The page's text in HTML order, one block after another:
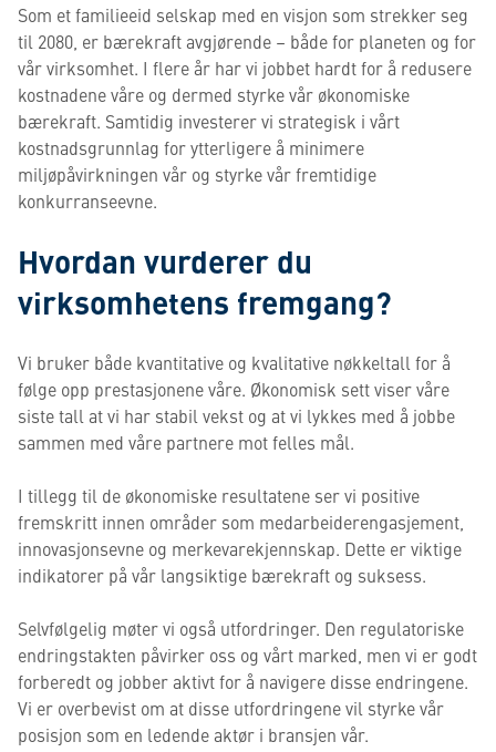
Som et familieeid selskap med en visjon som strekker seg
til 2080, er bærekraft avgjørende – både for planeten og for
vår virksomhet. I flere år har vi jobbet hardt for å redusere
kostnadene våre og dermed styrke vår økonomiske
bærekraft. Samtidig investerer vi strategisk i vårt
kostnadsgrunnlag for ytterligere å minimere
miljøpåvirkningen vår og styrke vår fremtidige
konkurranseevne.
Hvordan vurderer du
virksomhetens fremgang?
Vi bruker både kvantitative og kvalitative nøkkeltall for å
følge opp prestasjonene våre. Økonomisk sett viser våre
siste tall at vi har stabil vekst og at vi lykkes med å jobbe
sammen med våre partnere mot felles mål.
I tillegg til de økonomiske resultatene ser vi positive
fremskritt innen områder som medarbeiderengasjement,
innovasjonsevne og merkevarekjennskap. Dette er viktige
indikatorer på vår langsiktige bærekraft og suksess.
Selvfølgelig møter vi også utfordringer. Den regulatoriske
endringstakten påvirker oss og vårt marked, men vi er godt
forberedt og jobber aktivt for å navigere disse endringene.
Vi er overbevist om at disse utfordringene vil styrke vår
posisjon som en ledende aktør i bransjen vår.